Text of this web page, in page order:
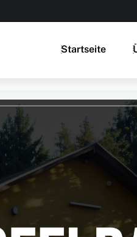
Startseite